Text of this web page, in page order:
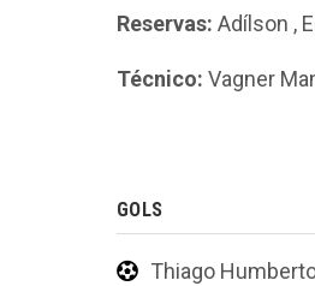
Reservas: Adílson ,
Técnico: Vagner
GOLS
Thiago